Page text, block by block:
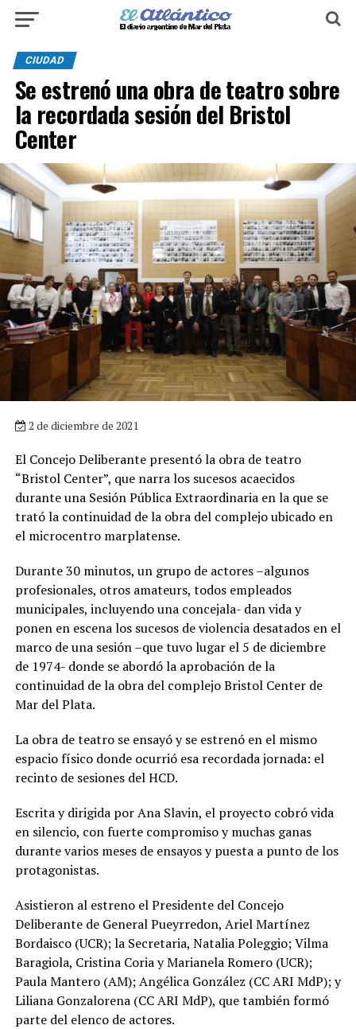
CIUDAD
Se estrenó una obra de teatro sobre
la recordada sesión del Bristol
Center
2 de diciembre de 2021
El Concejo Deliberante presentó la obra de teatro
“Bristol Center”, que narra los sucesos acaecidos
durante una Sesión Pública Extraordinaria en la que se
trató la continuidad de la obra del complejo ubicado en
el microcentro marplatense.
Durante 30 minutos, un grupo de actores –algunos
profesionales, otros amateurs, todos empleados
municipales, incluyendo una concejala- dan vida y
ponen en escena los sucesos de violencia desatados en el
marco de una sesión –que tuvo lugar el 5 de diciembre
de 1974- donde se abordó la aprobación de la
continuidad de la obra del complejo Bristol Center de
Mar del Plata.
La obra de teatro se ensayó y se estrenó en el mismo
espacio físico donde ocurrió esa recordada jornada: el
recinto de sesiones del HCD.
Escrita y dirigida por Ana Slavin, el proyecto cobró vida
en silencio, con fuerte compromiso y muchas ganas
durante varios meses de ensayos y puesta a punto de los
protagonistas.
Asistieron al estreno el Presidente del Concejo
Deliberante de General Pueyrredon, Ariel Martínez
Bordaisco (UCR); la Secretaria, Natalia Poleggio; Vilma
Baragiola, Cristina Coria y Marianela Romero (UCR);
Paula Mantero (AM); Angélica González (CC ARI MdP); y
Liliana Gonzalorena (CC ARI MdP), que también formó
parte del elenco de actores.